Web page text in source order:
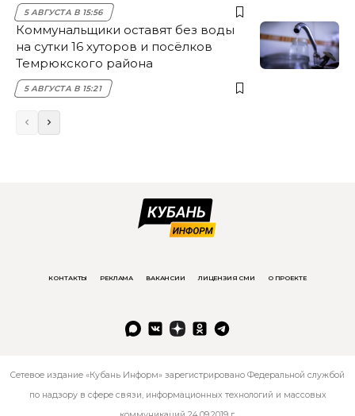
5 АВГУСТА В 15:56
Коммунальщики оставят без воды
на сутки 16 хуторов и посёлков
Темрюкского района
5 АВГУСТА В 15:21
КОНТАКТЫ РЕКЛАМА ВАКАНСИИ ЛИЦЕНЗИЯ СМИ О ПРОЕКТЕ
Сетевое издание «Кубань Информ» зарегистрировано Федеральной службой
по надзору в сфере связи, информационных технологий и массовых